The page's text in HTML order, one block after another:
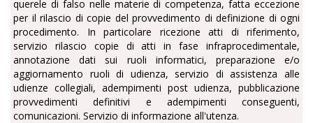
querele di falso nelle materie di competenza, fatta eccezione
per il rilascio di copie del provvedimento di definizione di ogni
procedimento. In particolare ricezione atti di riferimento,
servizio rilascio copie di atti in fase infraprocedimentale,
annotazione dati sui ruoli informatici, preparazione e/o
aggiornamento ruoli di udienza, servizio di assistenza alle
udienze collegiali, adempimenti post udienza, pubblicazione
provvedimenti definitivi e adempimenti conseguenti,
comunicazioni. Servizio di informazione all'utenza.